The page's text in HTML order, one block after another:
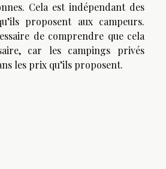
Cela est indépendant des
proposent aux campeurs.
de comprendre que cela
car les campings privés
les prix qu’ils proposent.